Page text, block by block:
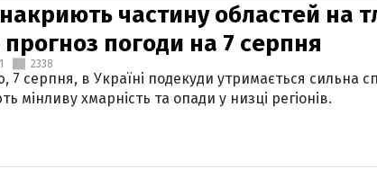
частину областей на
погоди на 7 серпня
2338
7 серпня, в Україні подекуди утримається сильна
мінливу хмарність та опади у низці регіонів.